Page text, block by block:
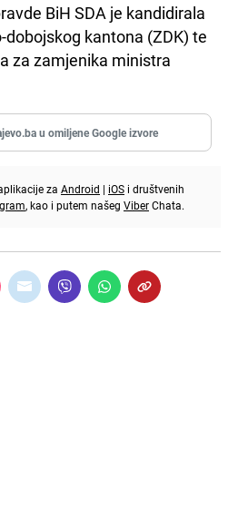
BiH SDA je kandidirala
dobojskog kantona (ZDK) te
za zamjenika ministra
u omiljene Google izvore
za Android | iOS i društvenih
, kao i putem našeg ViberChata.